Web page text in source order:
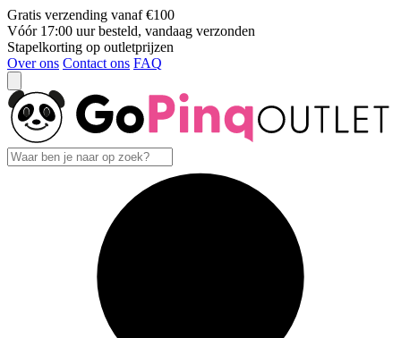
Gratis verzending vanaf €100
Vóór 17:00 uur besteld, vandaag verzonden
Stapelkorting op outletprijzen
Over ons Contact ons FAQ